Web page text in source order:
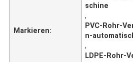
Markieren:
schine
,
PVC-Rohr-
n-
,
LDPE-Rohr-